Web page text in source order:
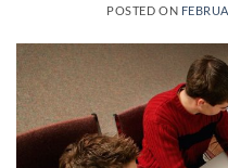
POSTED ON